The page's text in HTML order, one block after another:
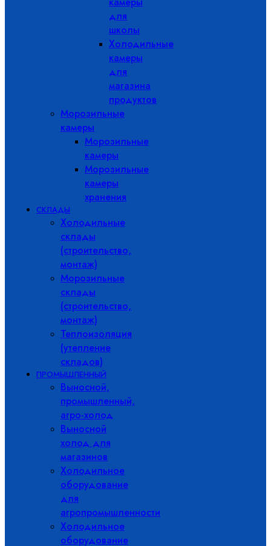
для
школы
Холодильные
камеры
для
магазина
продуктов
Морозильные
камеры
Морозильные
камеры
Морозильные
камеры
хранения
СКЛАДЫ
Холодильные
склады
(строительство,
монтаж)
Морозильные
склады
(строительство,
монтаж)
Теплоизоляция
(утепление
складов)
ПРОМЫШЛЕННЫЙ
Выносной,
промышленный,
агро-холод
Выносной
холод для
магазинов
Холодильное
оборудование
для
агропромышленности
Холодильное
оборудование